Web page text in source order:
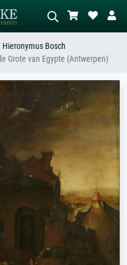
Beschrijf de scène – bijv. groene
weide, abstract met veel rood, donker
olieverfschilderij, staand naakt naast
Hieronymus Bosch
Grote van Egypte (Antwerpen)